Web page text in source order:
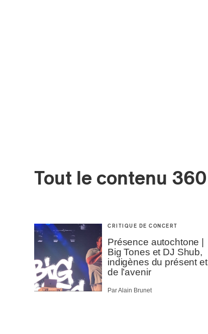
Tout le contenu 360
CRITIQUE DE CONCERT
Présence autochtone |
Big Tones et DJ Shub,
indigènes du présent et
de l’avenir
Par Alain Brunet